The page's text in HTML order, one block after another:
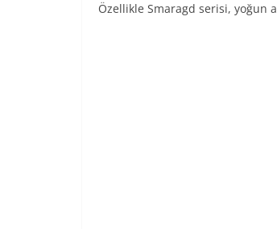
Özellikle Smaragd serisi, yoğun